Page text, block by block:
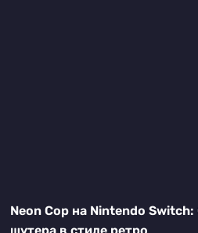
Neon Cop на Nintendo
шутера в стиле ретро